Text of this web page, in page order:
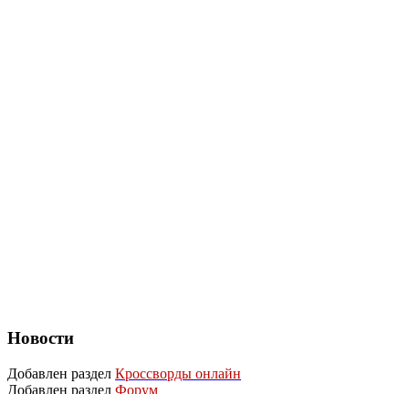
Новости
Добавлен раздел Кроссворды онлайн
Добавлен раздел Форум